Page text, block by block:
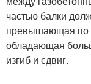
частью балки
превышающая по
обладающая
изгиб и сдвиг.